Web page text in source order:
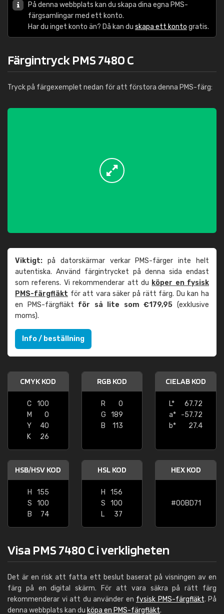
På denna webbplats kan du skapa dina egna PMS-
färgsamlingar med ett konto.
Har du inget konto än? Då kan du skapa ett konto gratis.
Färgintryck PMS 7480 C
Tryck på färgexemplet nedan för att förstora denna PMS-färg:
Viktigt: på datorskärmar verkar PMS-färger inte helt
autentiska. Använd färgintrycket på denna sida endast
som referens. Vi rekommenderar att du köper en fysisk
PMS-färgfläkt för att vara säker på rätt färg. Du kan ha
en PMS-färgfläkt för så lite som €179,95 (exklusive
moms).
Info / beställning
CMYK KOD
C
100
M
0
Y
40
K
26
RGB KOD
R
0
G
189
B
113
CIELAB KOD
L*
67.72
a*
-57.72
b*
27.4
HSB/HSV KOD
H
155
S
100
B
74
HSL KOD
H
156
S
100
L
37
HEX KOD
#00BD71
Visa PMS 7480 C i verkligheten
Det är en risk att fatta ett beslut baserat på visningen av en
färg på en digital skärm. För att vara säkra på rätt färg
rekommenderar vi att du använder en fysisk PMS-färgfläkt. På
denna webbplats kan du köpa en PMS-färgfläkt.